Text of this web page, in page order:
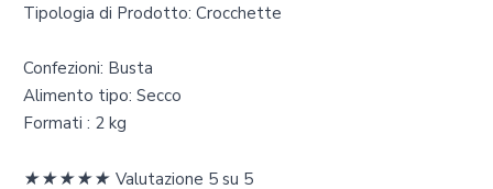
Tipologia di Prodotto: Crocchette
Confezioni: Busta
Alimento tipo: Secco
Formati : 2 kg
★★★★★ Valutazione 5 su 5